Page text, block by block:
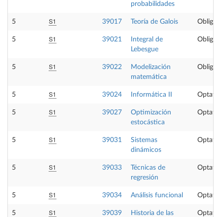
probabilidades
5 S1 39017 Teoría de Galois
5 S1 39021
Integral de
Lebesgue
5 S1 39022
Modelización
matemática
5 S1 39024 Informática II
5 S1 39027
Optimización
estocástica
5 S1 39031
Sistemas
dinámicos
5 S1 39033
Técnicas de
regresión
5 S1 39034 Análisis funcional
5 S1 39039
Historia de las